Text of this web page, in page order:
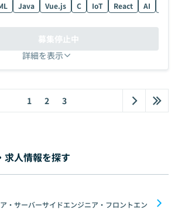
Java Vue.js C IoT React AI
詳細を表示
募集停止中
1 2 3
求人情報を探す
・サーバーサイドエンジニア・フロントエン